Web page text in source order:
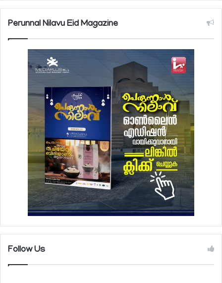
Perunnal Nilavu Eid Magazine
Follow Us